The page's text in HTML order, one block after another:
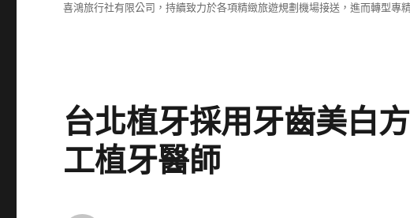
喜鴻旅行社有限公司，持續致力於各項精緻旅遊規劃機場接送，進而轉型專
台北植牙採用牙齒美白
工植牙醫師